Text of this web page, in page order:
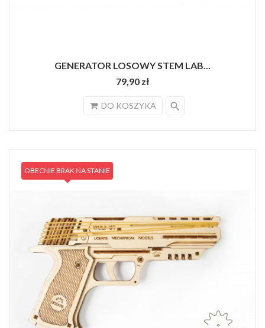
GENERATOR LOSOWY STEM LAB...
79,90 zł
DO KOSZYKA search
OBECNIE BRAK NA STANIE